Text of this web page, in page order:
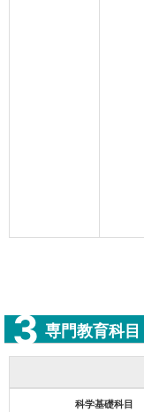
専門教育科目
科学基礎科目